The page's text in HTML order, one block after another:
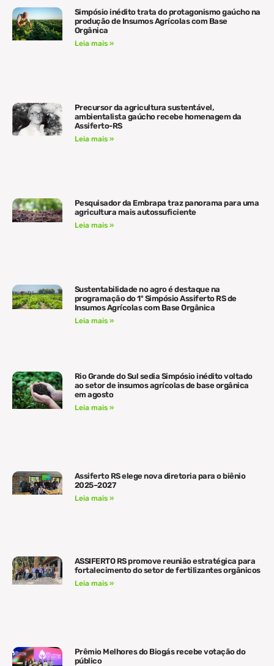
Simpósio inédito trata do protagonismo gaúcho na
produção de Insumos Agrícolas com Base
Orgânica
Leia mais »
Precursor da agricultura sustentável,
ambientalista gaúcho recebe homenagem da
Assiferto-RS
Leia mais »
Pesquisador da Embrapa traz panorama para uma
agricultura mais autossuficiente
Leia mais »
Sustentabilidade no agro é destaque na
programação do 1º Simpósio Assiferto RS de
Insumos Agrícolas com Base Orgânica
Leia mais »
Rio Grande do Sul sedia Simpósio inédito voltado
ao setor de insumos agrícolas de base orgânica
em agosto
Leia mais »
Assiferto RS elege nova diretoria para o biênio
2025–2027
Leia mais »
ASSIFERTO RS promove reunião estratégica para
fortalecimento do setor de fertilizantes orgânicos
Leia mais »
Prêmio Melhores do Biogás recebe votação do
público